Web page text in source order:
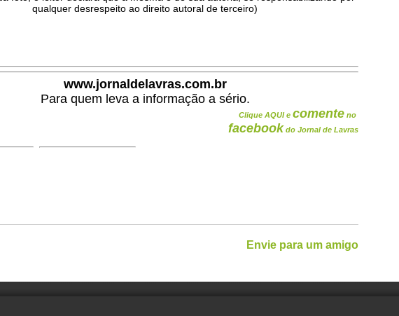
qualquer desrespeito ao direito autoral de terceiro)
www.jornaldelavras.com.br
Para quem leva a informação a sério.
Clique AQUI e comente no
facebook do Jornal de Lavras
Envie para um amigo